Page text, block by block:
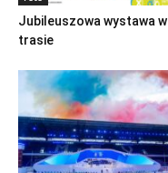
Jubileuszowa wystawa w
trasie